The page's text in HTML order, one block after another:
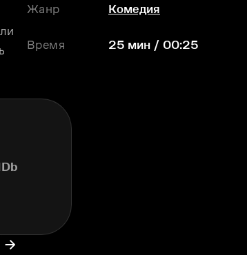
Жанр Комедия
Время 25 мин / 00:25